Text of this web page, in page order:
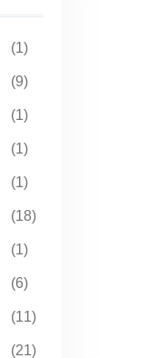
(1)
(9)
(1)
(1)
(1)
(18)
(1)
(6)
(11)
(21)